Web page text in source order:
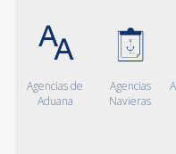
Agencias de
Aduana
Agencias
Navieras